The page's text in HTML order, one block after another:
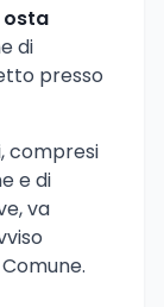
osta
di
presso
compresi
e di
va